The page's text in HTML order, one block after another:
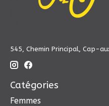
545, Chemin Principal, Cap-
Catégories
Femmes